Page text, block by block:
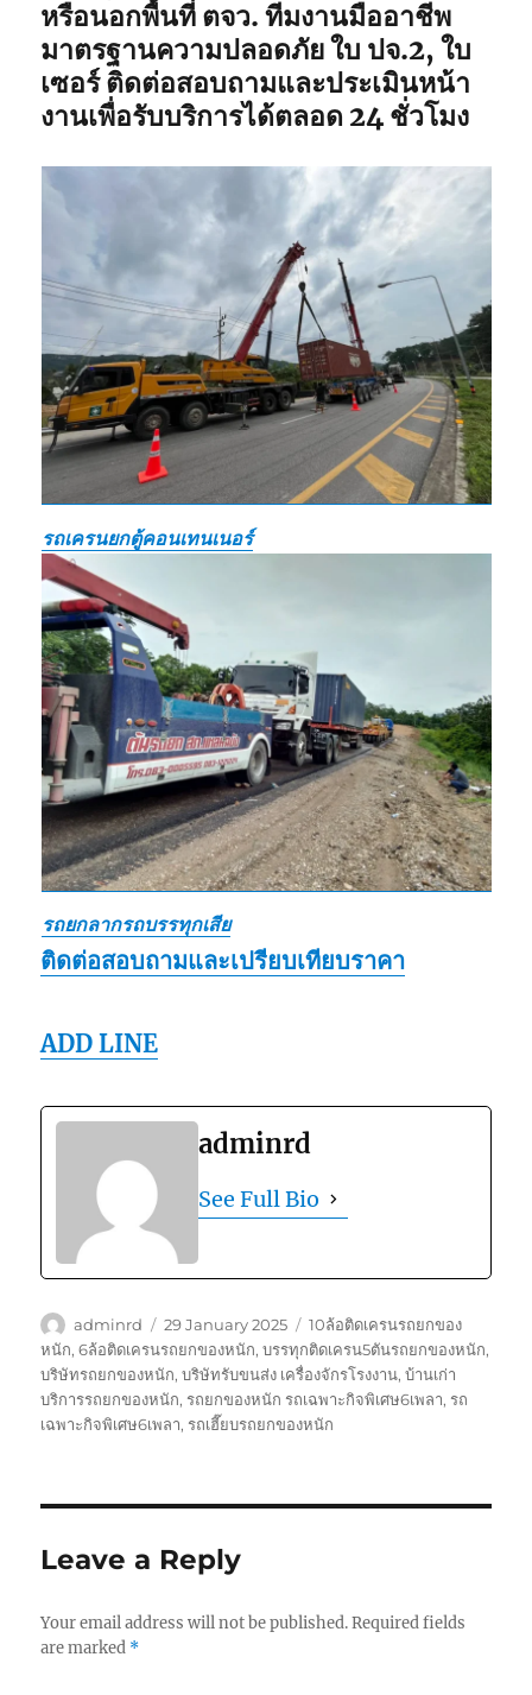
หรือนอกพื้นที่ ตจว. ทีมงานมืออาชีพ
มาตรฐานความปลอดภัย ใบ ปจ.2, ใบ
เซอร์ ติดต่อสอบถามและประเมินหน้า
งานเพื่อรับบริการได้ตลอด 24 ชั่วโมง
รถเครนยกตู้คอนเทนเนอร์
รถยกลากรถบรรทุกเสีย
ติดต่อสอบถามและเปรียบเทียบราคา
ADD LINE
adminrd
See Full Bio
Author
adminrd
Posted
on
29 January 2025 Tags
10ล้อติดเครนรถยกของ
หนัก,6ล้อติดเครนรถยกของหนัก,บรรทุกติดเครน5ตันรถยกของหนัก,
บริษัทรถยกของหนัก,บริษัทรับขนส่ง เครื่องจักรโรงงาน,บ้านเก่า
บริการรถยกของหนัก,รถยกของหนัก รถเฉพาะกิจพิเศษ6เพลา,รถ
เฉพาะกิจพิเศษ6เพลา,รถเฮี๊ยบรถยกของหนัก
Leave a Reply
Your email address will not be published. Required fields
are marked *